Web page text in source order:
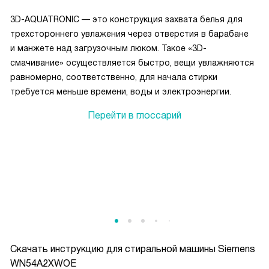
Скачать инструкцию для стиральной машины Siemens
WN54A2XWOE
3D-AQUATRONIC — это конструкция захвата белья для
трехстороннего увлажения через отверстия в барабане
и манжете над загрузочным люком. Такое «3D-
смачивание» осуществляется быстро, вещи увлажняются
равномерно, соответственно, для начала стирки
требуется меньше времени, воды и электроэнергии.
Перейти в глоссарий